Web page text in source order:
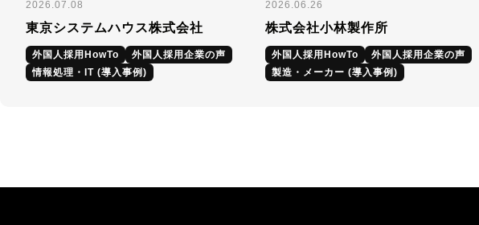
2026.07.08
東京システムハウス株式会社
外国人採用HowTo
外国人採用企業の声
情報処理・IT (導入事例)
2026.06.26
株式会社小林製作所
外国人採用HowTo
外国人採用企業の声
製造・メーカー (導入事例)